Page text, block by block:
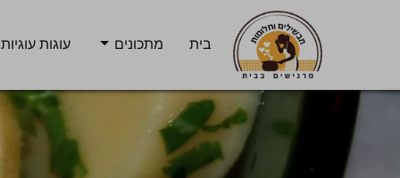
בית מתכונים עוגות